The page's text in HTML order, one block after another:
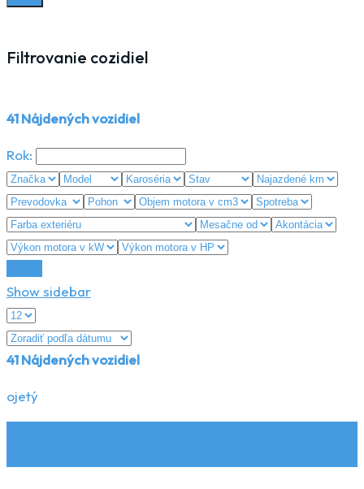
Filtrovanie cozidiel
41Nájdených vozidiel
Rok:
Show sidebar
41Nájdených vozidiel
ojetý